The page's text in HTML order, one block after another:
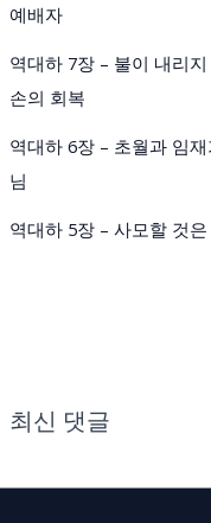
예배자
역대하 7장 – 불이 내리
손의 회복
역대하 6장 – 초월과 임
님
역대하 5장 – 사모할 것
최신 댓글